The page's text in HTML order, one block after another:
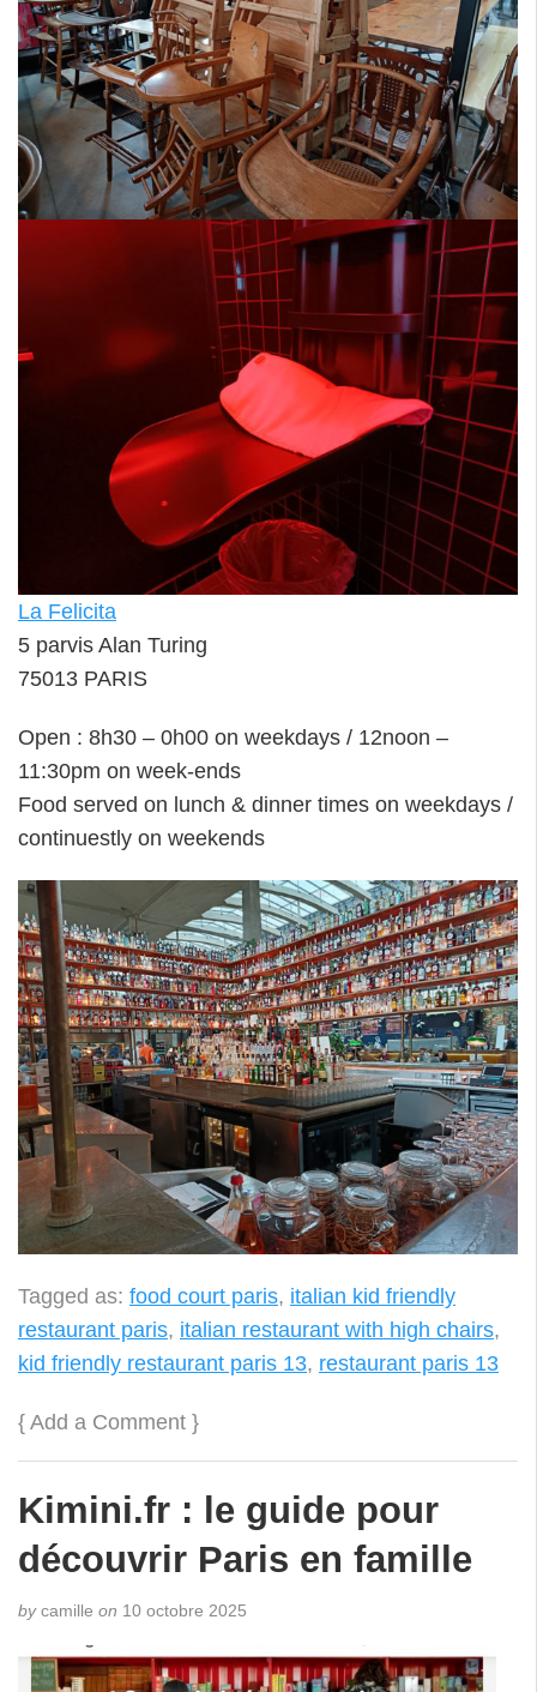
La Felicita
5 parvis Alan Turing
75013 PARIS
Open : 8h30 – 0h00 on weekdays / 12noon –
11:30pm on week-ends
Food served on lunch & dinner times on weekdays /
continuestly on weekends
Tagged as: food court paris, italian kid friendly
restaurant paris, italian restaurant with high chairs,
kid friendly restaurant paris 13, restaurant paris 13
{ Add a Comment }
Kimini.fr : le guide pour
découvrir Paris en famille
bycamille on 10 octobre 2025